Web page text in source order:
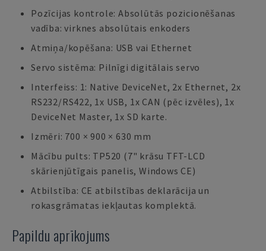
Pozīcijas kontrole: Absolūtās pozicionēšanas
vadība: virknes absolūtais enkoders
Atmiņa/kopēšana: USB vai Ethernet
Servo sistēma: Pilnīgi digitālais servo
Interfeiss: 1: Native DeviceNet, 2x Ethernet, 2x
RS232/RS422, 1x USB, 1x CAN (pēc izvēles), 1x
DeviceNet Master, 1x SD karte.
Izmēri: 700 × 900 × 630 mm
Mācību pults: TP520 (7" krāsu TFT-LCD
skārienjūtīgais panelis, Windows CE)
Atbilstība: CE atbilstības deklarācija un
rokasgrāmatas iekļautas komplektā.
Papildu aprīkojums